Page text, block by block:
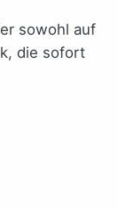
sowohl auf
die sofort